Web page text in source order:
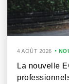
4 AOÛT 2026
La nouvelle